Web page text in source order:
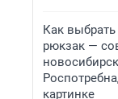
Как
рюкзак —
картинке